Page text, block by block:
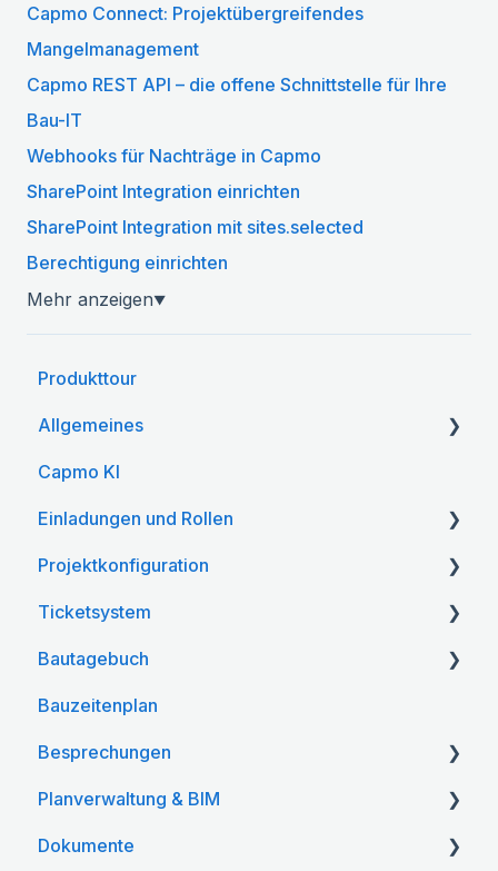
Capmo Connect: Projektübergreifendes
Mangelmanagement
Capmo REST API – die offene Schnittstelle für Ihre
Bau-IT
Webhooks für Nachträge in Capmo
SharePoint Integration einrichten
SharePoint Integration mit sites.selected
Berechtigung einrichten
Mehr anzeigen▼
Produkttour
Allgemeines
Kontoeinstellungen
Capmo KI
Einladungen und Rollen
Einladungen
Projektteilnehmer & Rollen
Projektkonfiguration
Web App
Mobile App
Ticketsystem
Web App
Mobile App
Bautagebuch
Web App
Mobile App
Bauzeitenplan
Besprechungen
Web App
Mobile App
Planverwaltung & BIM
Web App
Dokumente